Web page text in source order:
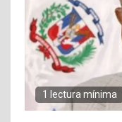
1 lectura mínima